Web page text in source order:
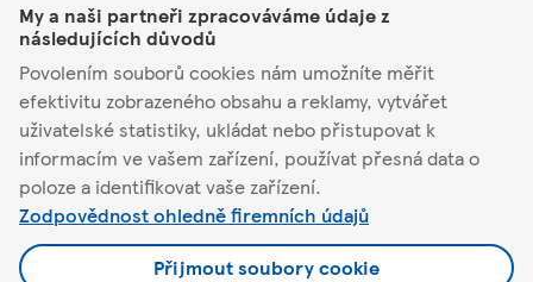
My a naši partneři zpracováváme údaje z
následujících důvodů
Povolením souborů cookies nám umožníte měřit
efektivitu zobrazeného obsahu a reklamy, vytvářet
uživatelské statistiky, ukládat nebo přistupovat k
informacím ve vašem zařízení, používat přesná data o
poloze a identifikovat vaše zařízení.
Zodpovědnost ohledně firemních údajů
Přijmout soubory cookie
Tesco
Pomůžeme vám
Co nabízíme
Podmínky a nastavení